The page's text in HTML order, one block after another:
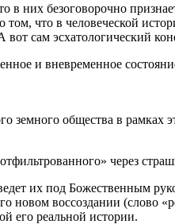
в них безоговорочно
что в человеческой
сам эсхатологический
и вневременное
земного общества в рамках
через
их под Божественным
воссоздании (слово
его реальной истории.